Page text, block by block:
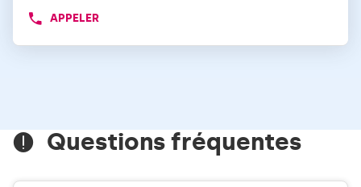
obtenir
de
APPELER
AFFICHER
DE
VENTE
MATÉRIAUX
Questions fréquentes